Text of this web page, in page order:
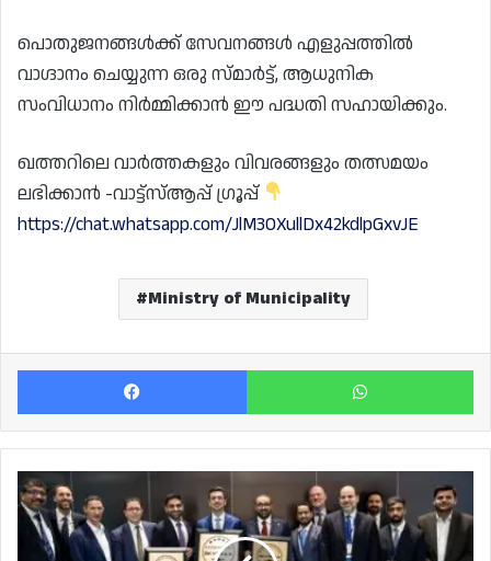
പൊതുജനങ്ങൾക്ക് സേവനങ്ങൾ എളുപ്പത്തിൽ
വാഗ്ദാനം ചെയ്യുന്ന ഒരു സ്മാർട്ട്, ആധുനിക
സംവിധാനം നിർമ്മിക്കാൻ ഈ പദ്ധതി സഹായിക്കും.
ഖത്തറിലെ വാർത്തകളും വിവരങ്ങളും തത്സമയം
ലഭിക്കാൻ -വാട്ട്സ്ആപ്പ് ഗ്രൂപ്പ്
https://chat.whatsapp.com/JlM3OXullDx42kdlpGxvJE
Ministry of Municipality
Facebook
തുടർച്ചയായ
പതിനൊന്നാം
വർഷവും
മിഡിൽ